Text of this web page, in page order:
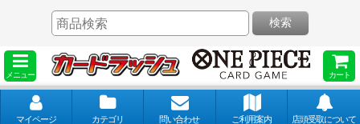
メニュー カート
検索
マイページ カテゴリ 問い合わせ ご利用案内 店頭受取について